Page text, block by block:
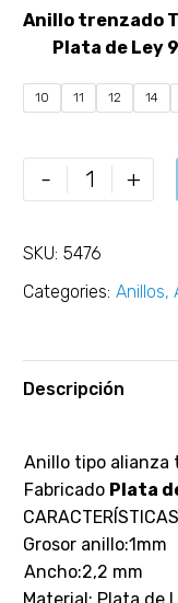
Anillo trenzado
Plata de Ley
10 11 12 14
- +
SKU: 5476
Categories: Anillos,
Descripción
Anillo tipo alianza
Fabricado Plata
CARACTERÍSTICAS
Grosor anillo:1mm
Ancho:2,2 mm